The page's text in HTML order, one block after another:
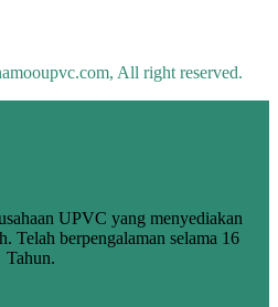
All right reserved.
UPVC yang menyediakan
Telah berpengalaman selama 16
Tahun.